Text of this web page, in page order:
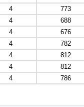
4
773
4
688
4
676
4
782
4
812
4
812
4 786